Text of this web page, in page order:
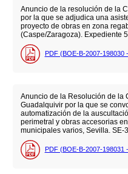
Anuncio de la resolución de la
por la que se adjudica una
proyecto de obras en zona
(Caspe/Zaragoza). Expediente
PDF (BOE-B-2007-198030
Anuncio de la Resolución de la
Guadalquivir por la que se
automatización de la
perimetral y obras accesorias
municipales varios, Sevilla. SE-
PDF (BOE-B-2007-198031